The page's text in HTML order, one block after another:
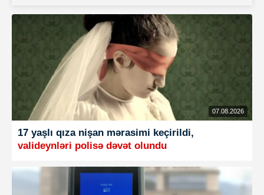
07.08.2026
17 yaşlı qıza nişan mərasimi keçirildi,
valideynləri polisə dəvət olundu